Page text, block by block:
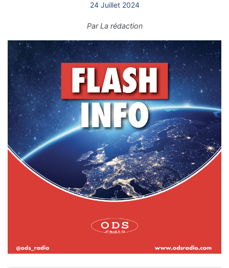
24 Juillet 2024
ParLa rédaction